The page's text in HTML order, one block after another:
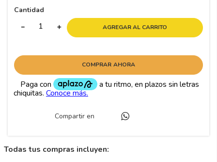
Cantidad
＋
－ AGREGAR AL CARRITO
COMPRAR AHORA
Compartir en
Todas tus compras incluyen: